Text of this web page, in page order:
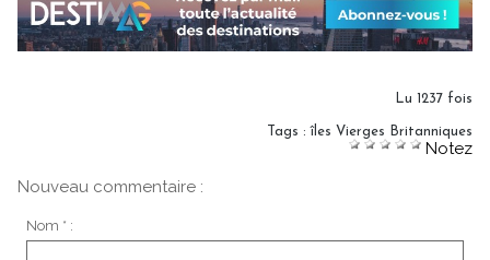
Lu 1237 fois
Tags :îles Vierges Britanniques
Notez
Nouveau commentaire :
Nom * :